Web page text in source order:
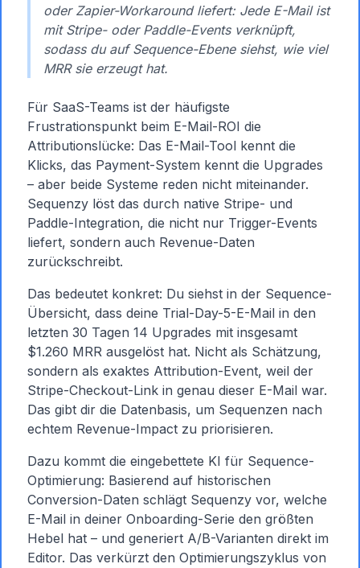
oder Zapier-Workaround liefert: Jede E-Mail ist
mit Stripe- oder Paddle-Events verknüpft,
sodass du auf Sequence-Ebene siehst, wie viel
MRR sie erzeugt hat.
Für SaaS-Teams ist der häufigste
Frustrationspunkt beim E-Mail-ROI die
Attributionslücke: Das E-Mail-Tool kennt die
Klicks, das Payment-System kennt die Upgrades
– aber beide Systeme reden nicht miteinander.
Sequenzy löst das durch native Stripe- und
Paddle-Integration, die nicht nur Trigger-Events
liefert, sondern auch Revenue-Daten
zurückschreibt.
Das bedeutet konkret: Du siehst in der Sequence-
Übersicht, dass deine Trial-Day-5-E-Mail in den
letzten 30 Tagen 14 Upgrades mit insgesamt
$1.260 MRR ausgelöst hat. Nicht als Schätzung,
sondern als exaktes Attribution-Event, weil der
Stripe-Checkout-Link in genau dieser E-Mail war.
Das gibt dir die Datenbasis, um Sequenzen nach
echtem Revenue-Impact zu priorisieren.
Dazu kommt die eingebettete KI für Sequence-
Optimierung: Basierend auf historischen
Conversion-Daten schlägt Sequenzy vor, welche
E-Mail in deiner Onboarding-Serie den größten
Hebel hat – und generiert A/B-Varianten direkt im
Editor. Das verkürzt den Optimierungszyklus von